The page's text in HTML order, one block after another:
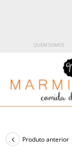
QUEM SOMOS
Produto anterior